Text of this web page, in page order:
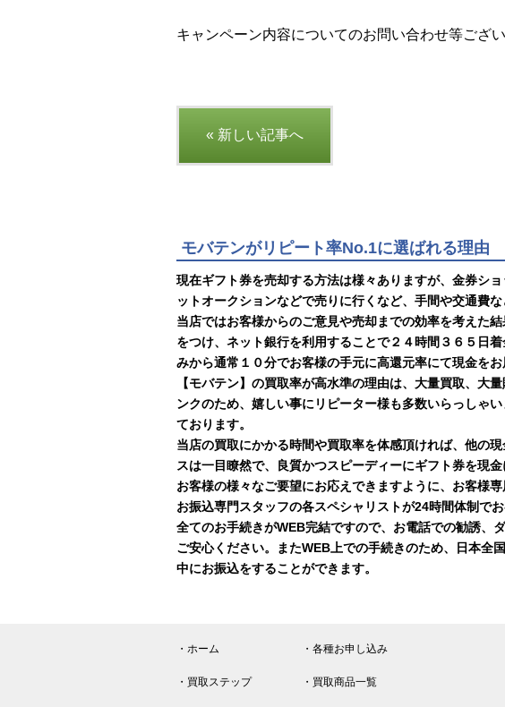
キャンペーン内容についてのお問い合わせ等ござ
« 新しい記事へ
モバテンがリピート率No.1に選ばれる理由
現在ギフト券を売却する方法は様々ありますが、金券シ
ットオークションなどで売りに行くなど、手間や交通費な
当店ではお客様からのご意見や売却までの効率を考えた
をつけ、ネット銀行を利用することで２４時間３６５日
みから通常１０分でお客様の手元に高還元率にて現金をお
【モバテン】の買取率が高水準の理由は、大量買取、大
ンクのため、嬉しい事にリピーター様も多数いらっしゃ
ております。
当店の買取にかかる時間や買取率を体感頂ければ、他の
スは一目瞭然で、良質かつスピーディーにギフト券を現金
お客様の様々なご要望にお応えできますように、お客様
お振込専門スタッフの各スペシャリストが24時間体制で
全てのお手続きがWEB完結ですので、お電話での勧誘、
ご安心ください。またWEB上での手続きのため、日本全
中にお振込をすることができます。
・ホーム
・買取ステップ
・各種お申し込み
・買取商品一覧